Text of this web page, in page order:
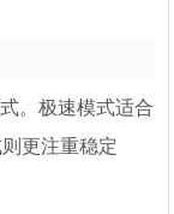
式。极速模式适合
更注重稳定